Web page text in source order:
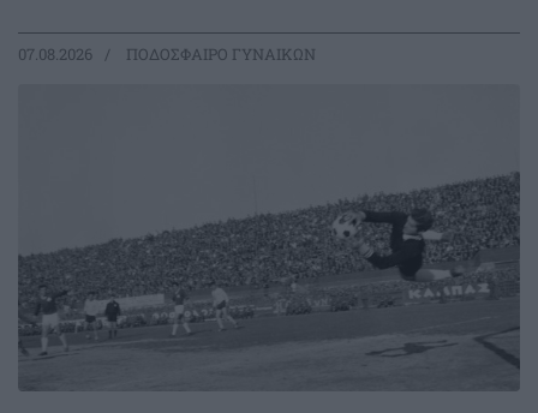
07.08.2026 ΠΟΔΟΣΦΑΙΡΟ ΓΥΝΑΙΚΩΝ